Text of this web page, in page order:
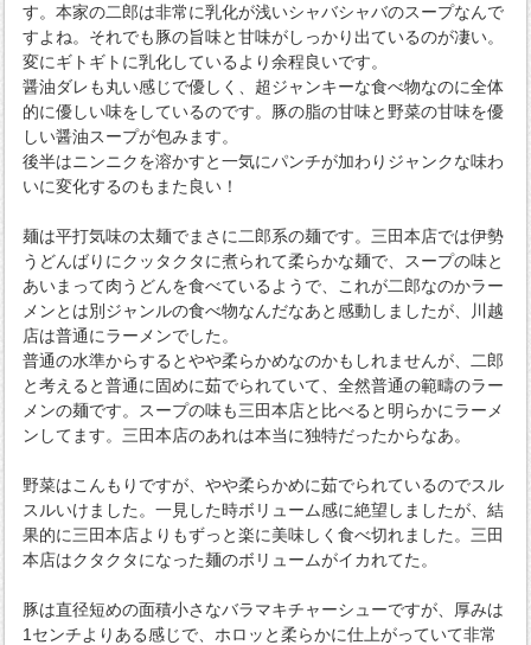
す。本家の二郎は非常に乳化が浅いシャバシャバのスープなんで
すよね。それでも豚の旨味と甘味がしっかり出ているのが凄い。
変にギトギトに乳化しているより余程良いです。
醤油ダレも丸い感じで優しく、超ジャンキーな食べ物なのに全体
的に優しい味をしているのです。豚の脂の甘味と野菜の甘味を優
しい醤油スープが包みます。
後半はニンニクを溶かすと一気にパンチが加わりジャンクな味わ
いに変化するのもまた良い！
麺は平打気味の太麺でまさに二郎系の麺です。三田本店では伊勢
うどんばりにクッタクタに煮られて柔らかな麺で、スープの味と
あいまって肉うどんを食べているようで、これが二郎なのかラー
メンとは別ジャンルの食べ物なんだなあと感動しましたが、川越
店は普通にラーメンでした。
普通の水準からするとやや柔らかめなのかもしれませんが、二郎
と考えると普通に固めに茹でられていて、全然普通の範疇のラー
メンの麺です。スープの味も三田本店と比べると明らかにラーメ
ンしてます。三田本店のあれは本当に独特だったからなあ。
野菜はこんもりですが、やや柔らかめに茹でられているのでスル
スルいけました。一見した時ボリューム感に絶望しましたが、結
果的に三田本店よりもずっと楽に美味しく食べ切れました。三田
本店はクタクタになった麺のボリュームがイカれてた。
豚は直径短めの面積小さなバラマキチャーシューですが、厚みは
1センチよりある感じで、ホロッと柔らかに仕上がっていて非常